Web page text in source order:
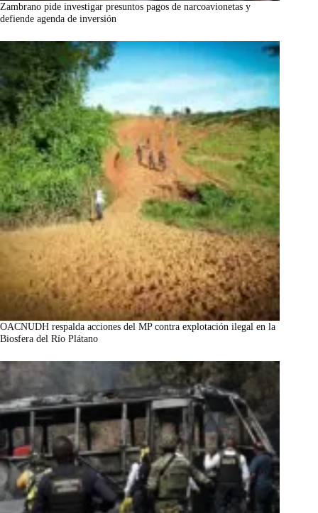
Zambrano pide investigar presuntos pagos de narcoavionetas y
defiende agenda de inversión
OACNUDH respalda acciones del MP contra explotación ilegal en la
Biosfera del Río Plátano